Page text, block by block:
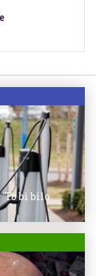
bi bilo